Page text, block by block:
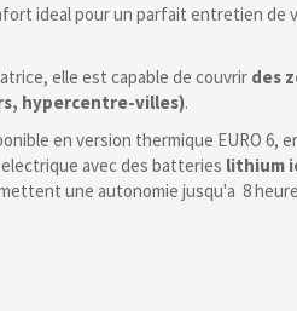
ideal pour un parfait entretien de
elle est capable de couvrir des
hypercentre-villes).
en version thermique EURO 6,
avec des batteries lithium
une autonomie jusqu'a 8